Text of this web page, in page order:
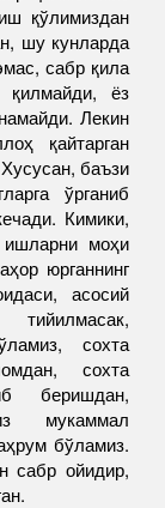
қўлимиздан
шу кунларда
сабр қила
ёз
Лекин
қайтарган
баъзи
ўрганиб
Кимики,
моҳи
юрганнинг
асосий
сохта
сохта
беришдан,
мукаммал
бўламиз.
сабр ойидир,